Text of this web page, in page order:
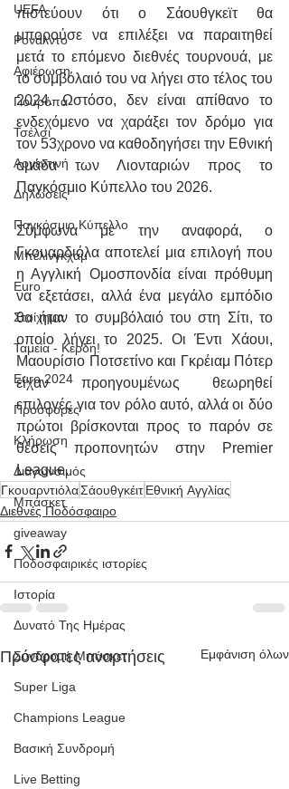
UEFA
Ρονάλντο
Αφιέρωση
Γιουρόπα
Τσέλσι
Αργεντινή
Δηλώσεις
Παγκόσμιο Κύπελλο
Μπέλινγκχαμ
Euro
Στοίχημα
Ταμεία - Κέρδη!
Euro 2024
Προσφορές
Κλήρωση
Διαγωνσιμός
Μπάσκετ
giveaway
Ποδοσφαιρικές ιστορίες
Ιστορία
Δυνατό Της Ημέρας
Συνδρομή Μπάσκετ
Super Liga
Champions League
Βασική Συνδρομή
Live Betting
πιστεύουν ότι ο Σάουθγκεϊτ θα
μπορούσε να επιλέξει να παραιτηθεί
μετά το επόμενο διεθνές τουρνουά, με
το συμβόλαιό του να λήγει στο τέλος του
2024. Ωστόσο, δεν είναι απίθανο το
ενδεχόμενο να χαράξει τον δρόμο για
τον 53χρονο να καθοδηγήσει την Εθνική
ομάδα των Λιονταριών προς το
Παγκόσμιο Κύπελλο του 2026.
Σύμφωνα με την αναφορά, ο
Γκουαρδιόλα αποτελεί μια επιλογή που
η Αγγλική Ομοσπονδία είναι πρόθυμη
να εξετάσει, αλλά ένα μεγάλο εμπόδιο
θα ήταν το συμβόλαιό του στη Σίτι, το
οποίο λήγει το 2025. Οι Έντι Χάουι,
Μαουρίσιο Ποτσετίνο και Γκρέιαμ Πότερ
είχαν προηγουμένως θεωρηθεί
επιλογές για τον ρόλο αυτό, αλλά οι δύο
πρώτοι βρίσκονται προς το παρόν σε
θέσεις προπονητών στην Premier
League.
ΓκουαρντιόλαΣάουθγκέιτΕθνική Αγγλίας
Διεθνές Ποδόσφαιρο
Πρόσφατες αναρτήσεις Εμφάνιση όλων